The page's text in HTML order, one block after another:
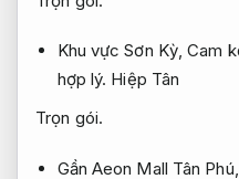
Khu vực Sơn Kỳ,Cam
hợp lý. Hiệp Tân
Trọn gói.
Gần Aeon Mall Tân Phú,